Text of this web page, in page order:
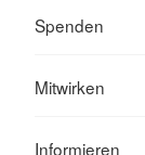
Spenden
Mitwirken
Informieren